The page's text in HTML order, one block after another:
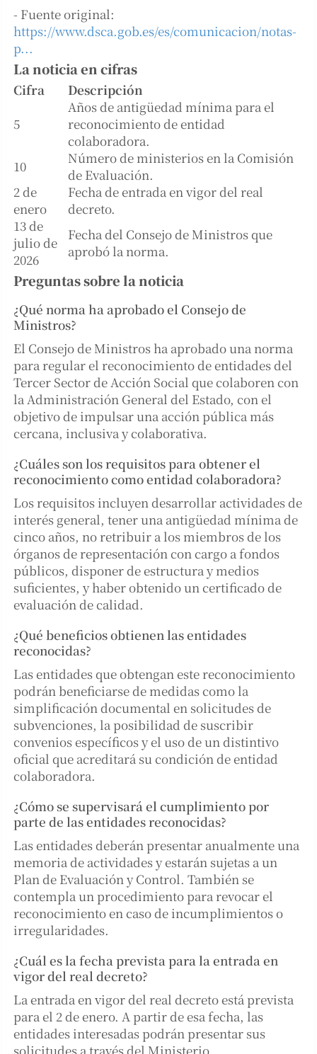
- Fuente original:
https://www.dsca.gob.es/es/comunicacion/notas-
p...
La noticia en cifras
Cifra
Descripción
5
Años de antigüedad mínima para el
reconocimiento de entidad
colaboradora.
10
Número de ministerios en la Comisión
de Evaluación.
2 de
enero
Fecha de entrada en vigor del real
decreto.
13 de
julio de
2026
Fecha del Consejo de Ministros que
aprobó la norma.
Preguntas sobre la noticia
¿Qué norma ha aprobado el Consejo de
Ministros?
El Consejo de Ministros ha aprobado una norma
para regular el reconocimiento de entidades del
Tercer Sector de Acción Social que colaboren con
la Administración General del Estado, con el
objetivo de impulsar una acción pública más
cercana, inclusiva y colaborativa.
¿Cuáles son los requisitos para obtener el
reconocimiento como entidad colaboradora?
Los requisitos incluyen desarrollar actividades de
interés general, tener una antigüedad mínima de
cinco años, no retribuir a los miembros de los
órganos de representación con cargo a fondos
públicos, disponer de estructura y medios
suficientes, y haber obtenido un certificado de
evaluación de calidad.
¿Qué beneficios obtienen las entidades
reconocidas?
Las entidades que obtengan este reconocimiento
podrán beneficiarse de medidas como la
simplificación documental en solicitudes de
subvenciones, la posibilidad de suscribir
convenios específicos y el uso de un distintivo
oficial que acreditará su condición de entidad
colaboradora.
¿Cómo se supervisará el cumplimiento por
parte de las entidades reconocidas?
Las entidades deberán presentar anualmente una
memoria de actividades y estarán sujetas a un
Plan de Evaluación y Control. También se
contempla un procedimiento para revocar el
reconocimiento en caso de incumplimientos o
irregularidades.
¿Cuál es la fecha prevista para la entrada en
vigor del real decreto?
La entrada en vigor del real decreto está prevista
para el 2 de enero. A partir de esa fecha, las
entidades interesadas podrán presentar sus
solicitudes a través del Ministerio